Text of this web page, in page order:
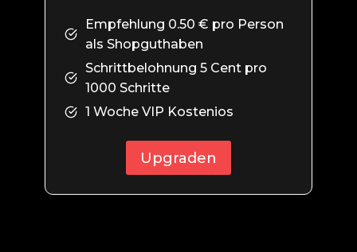
Empfehlung 0.50 € pro Person
als Shopguthaben
Schrittbelohnung 5 Cent pro
1000 Schritte
1 Woche VIP Kostenios
Upgraden